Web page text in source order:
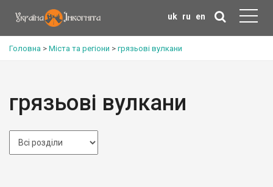
uk ru en
Головна > Міста та регіони > грязьові вулкани
грязьові вулкани